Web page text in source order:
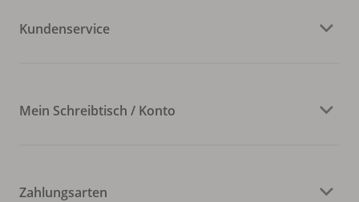
Kundenservice
Mein Schreibtisch / Konto
Zahlungsarten